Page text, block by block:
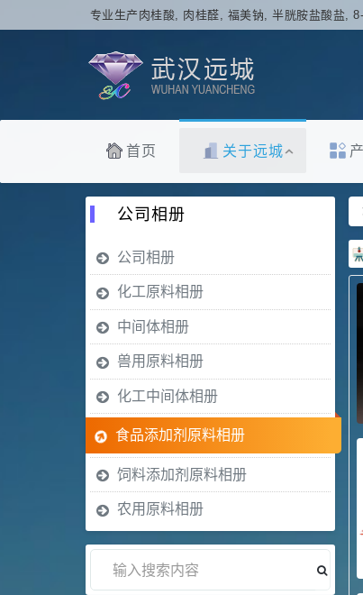
专业生产肉桂酸, 肉桂醛, 福美钠, 半胱胺盐酸盐,
首页 关于远城
公司相册
公司相册
化工原料相册
中间体相册
兽用原料相册
化工中间体相册
食品添加剂原料相册
饲料添加剂原料相册
农用原料相册